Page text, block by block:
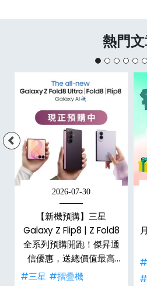
熱門
2026-07-30
【新機預購】三星
Galaxy Z Flip8 | Z Fold8
全系列預購開跑！傑昇通
信優惠，送總價值最高
$2,180 好禮
#三星 #摺疊機